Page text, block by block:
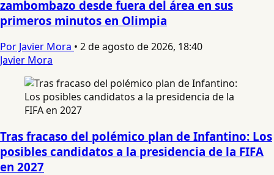
zambombazo desde fuera del área en sus
primeros minutos en Olimpia
Por Javier Mora • 2 de agosto de 2026, 18:40
Javier Mora
Tras fracaso del polémico plan de Infantino: Los
posibles candidatos a la presidencia de la FIFA
en 2027